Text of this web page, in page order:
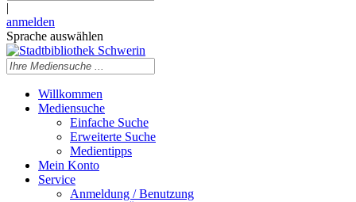
|
anmelden
Sprache auswählen
Willkommen
Mediensuche
Einfache Suche
Erweiterte Suche
Medientipps
Mein Konto
Service
Anmeldung / Benutzung